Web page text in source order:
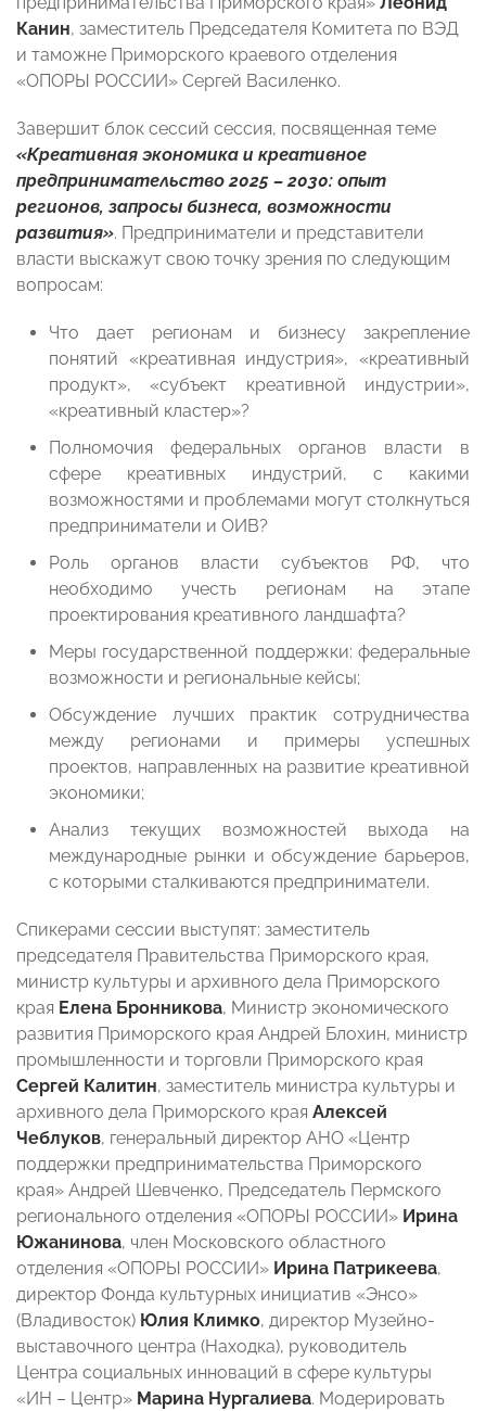
Канин, заместитель Председателя Комитета по ВЭД
и таможне Приморского краевого отделения
«ОПОРЫ РОССИИ» Сергей Василенко.
Завершит блок сессий сессия, посвященная теме
«Креативная экономика и креативное
предпринимательство 2025 – 2030: опыт
регионов, запросы бизнеса, возможности
развития». Предприниматели и представители
власти выскажут свою точку зрения по следующим
вопросам:
Что дает регионам и бизнесу закрепление
понятий «креативная индустрия», «креативный
продукт», «субъект креативной индустрии»,
«креативный кластер»?
Полномочия федеральных органов власти в
сфере креативных индустрий, с какими
возможностями и проблемами могут столкнуться
предприниматели и ОИВ?
Роль органов власти субъектов РФ, что
необходимо учесть регионам на этапе
проектирования креативного ландшафта?
Меры государственной поддержки: федеральные
возможности и региональные кейсы;
Обсуждение лучших практик сотрудничества
между регионами и примеры успешных
проектов, направленных на развитие креативной
экономики;
Анализ текущих возможностей выхода на
международные рынки и обсуждение барьеров,
с которыми сталкиваются предприниматели.
Спикерами сессии выступят: заместитель
председателя Правительства Приморского края,
министр культуры и архивного дела Приморского
края Елена Бронникова, Министр экономического
развития Приморского края Андрей Блохин, министр
промышленности и торговли Приморского края
Сергей Калитин, заместитель министра культуры и
архивного дела Приморского края Алексей
Чеблуков, генеральный директор АНО «Центр
поддержки предпринимательства Приморского
края» Андрей Шевченко, Председатель Пермского
регионального отделения «ОПОРЫ РОССИИ» Ирина
Южанинова, член Московского областного
отделения «ОПОРЫ РОССИИ» Ирина Патрикеева,
директор Фонда культурных инициатив «Энсо»
(Владивосток) Юлия Климко, директор Музейно-
выставочного центра (Находка), руководитель
Центра социальных инноваций в сфере культуры
«ИН – Центр» Марина Нургалиева. Модерировать